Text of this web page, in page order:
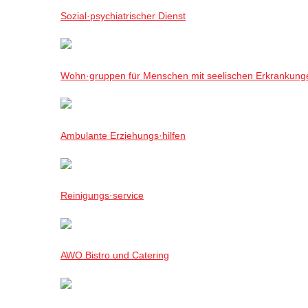
Sozial·psychiatrischer Dienst
Wohn·gruppen für Menschen mit seelischen
Ambulante Erziehungs·hilfen
Reinigungs·service
AWO Bistro und Catering